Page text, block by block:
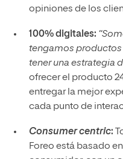
opiniones de los
100% digitales:
tengamos
tener una estrategia
ofrecer el producto
entregar la mejor
cada punto de
Consumer centric:
Foreo está basado